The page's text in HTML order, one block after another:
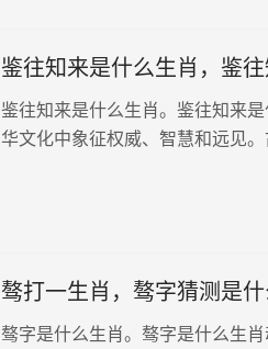
鉴往知来是什么生肖，鉴
鉴往知来是什么生肖。鉴往知来
华文化中象征权威、智慧和远见
骜打一生肖，骜字猜测是
骜字是什么生肖。骜字是什么生